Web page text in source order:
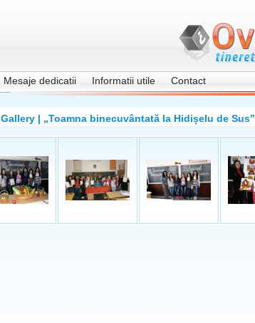
Mesaje dedicatii Informatii utile Contact
Gallery | „Toamna binecuvântată la Hidișelu de Sus”